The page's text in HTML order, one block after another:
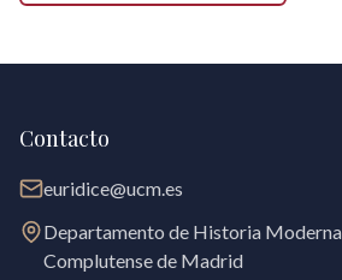
Contacto
euridice@ucm.es
Departamento de Historia
Complutense de Madrid